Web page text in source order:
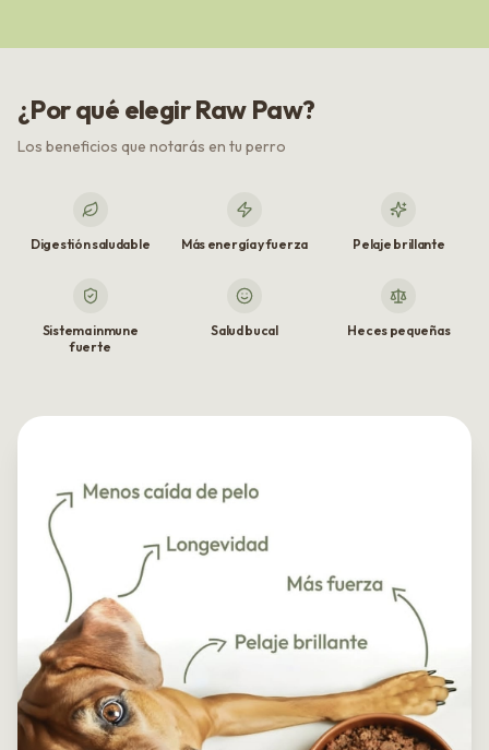
¿Por qué elegir Raw Paw?
Los beneficios que notarás en tu perro
Digestión saludable Más energía y fuerza Pelaje brillante
Sistema inmune
fuerte
Salud bucal Heces pequeñas